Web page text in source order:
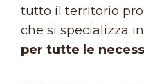
tutto il territorio
che si specializza in
per tutte le